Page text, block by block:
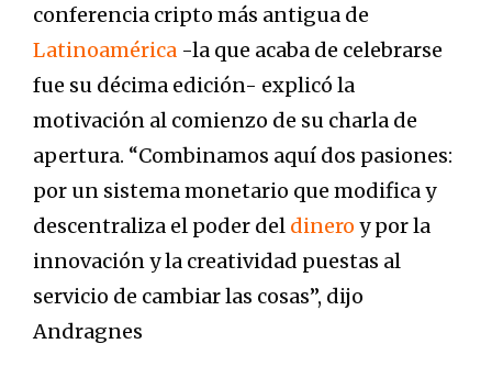
conferencia cripto más antigua de
Latinoamérica -la que acaba de celebrarse
fue su décima edición- explicó la
motivación al comienzo de su charla de
apertura. “Combinamos aquí dos pasiones:
por un sistema monetario que modifica y
descentraliza el poder del dinero y por la
innovación y la creatividad puestas al
servicio de cambiar las cosas”, dijo
Andragnes